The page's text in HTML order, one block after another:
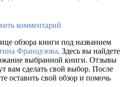
комментарий
обзора книги под названием
Французова. Здесь вы найдете
выбранной книги. Отзывы
вам сделать свой выбор. После
оставить свой обзор и помочь